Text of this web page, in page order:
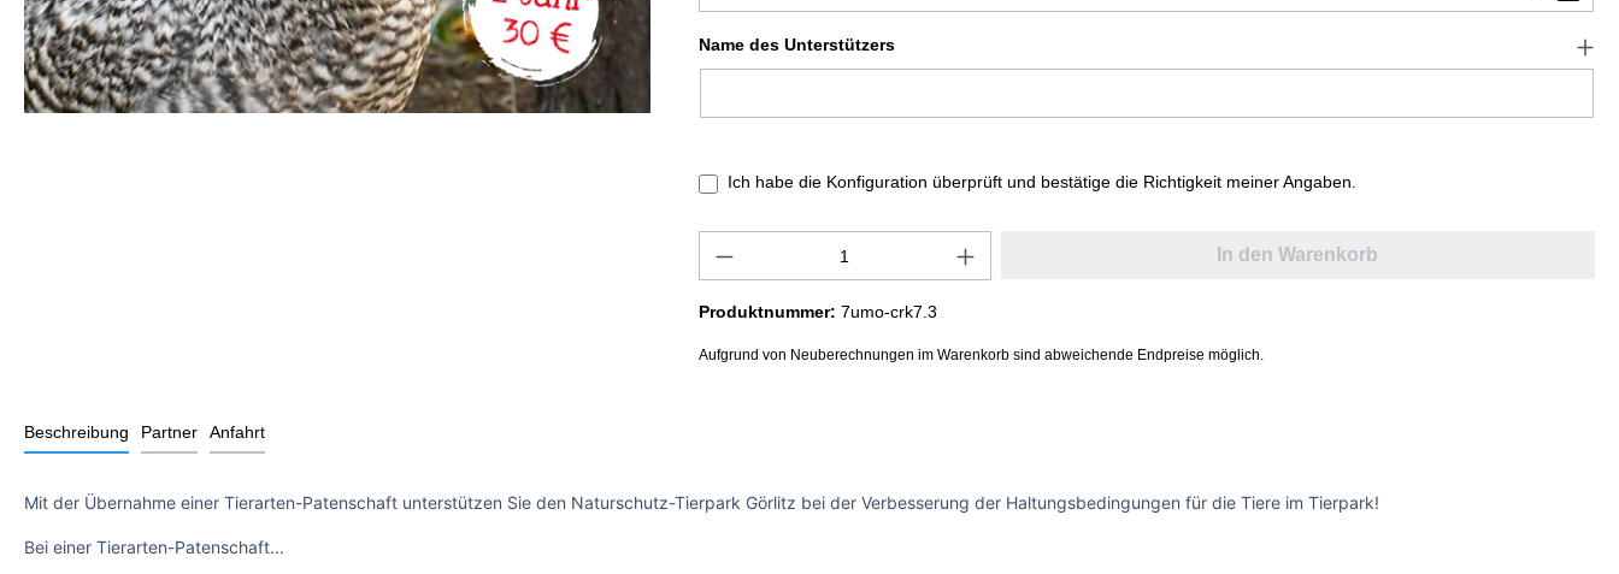
Name des Unterstützers
Ich habe die Konfiguration überprüft und bestätige die Richtigkeit meiner Angaben.
In den Warenkorb
Produktnummer: 7umo-crk7.3
Aufgrund von Neuberechnungen im Warenkorb sind abweichende Endpreise möglich.
Beschreibung Partner Anfahrt
Mit der Übernahme einer Tierarten-Patenschaft unterstützen Sie den Naturschutz-Tierpark Görlitz bei der Verbesserung der Haltungsbedingungen für die Tiere im Tierpark!
Bei einer Tierarten-Patenschaft...